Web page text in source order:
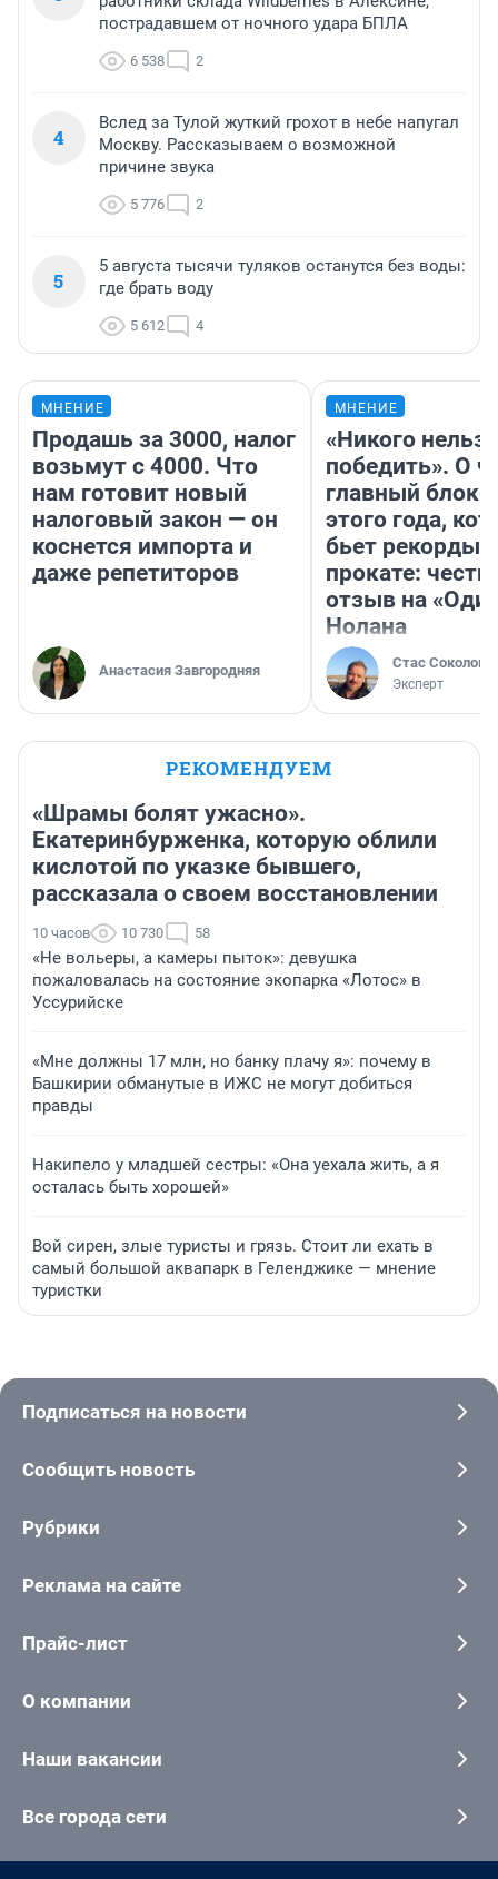
пострадавшем от ночного удара БПЛА
6 538 2
4
Вслед за Тулой жуткий грохот в небе напугал
Москву. Рассказываем о возможной
причине звука
5 776 2
5
5 августа тысячи туляков останутся без воды:
где брать воду
5 612 4
МНЕНИЕ
Продашь за 3000, налог
возьмут с 4000. Что
нам готовит новый
налоговый закон — он
коснется импорта и
даже репетиторов
Анастасия Завгородняя
МНЕНИЕ
«Никого нельзя
победить». О
главный
этого года,
бьет рекорды в
прокате:
отзыв на
Нолана
Стас Соколов
Эксперт
РЕКОМЕНДУЕМ
«Шрамы болят ужасно».
Екатеринбурженка, которую облили
кислотой по указке бывшего,
рассказала о своем восстановлении
10 часов 10 730 58
«Не вольеры, а камеры пыток»: девушка
пожаловалась на состояние экопарка «Лотос» в
Уссурийске
«Мне должны 17 млн, но банку плачу я»: почему в
Башкирии обманутые в ИЖС не могут добиться
правды
Накипело у младшей сестры: «Она уехала жить, а я
осталась быть хорошей»
Вой сирен, злые туристы и грязь. Стоит ли ехать в
самый большой аквапарк в Геленджике — мнение
туристки
Подписаться на новости
Сообщить новость
Рубрики
Реклама на сайте
Прайс-лист
О компании
Наши вакансии
Все города сети